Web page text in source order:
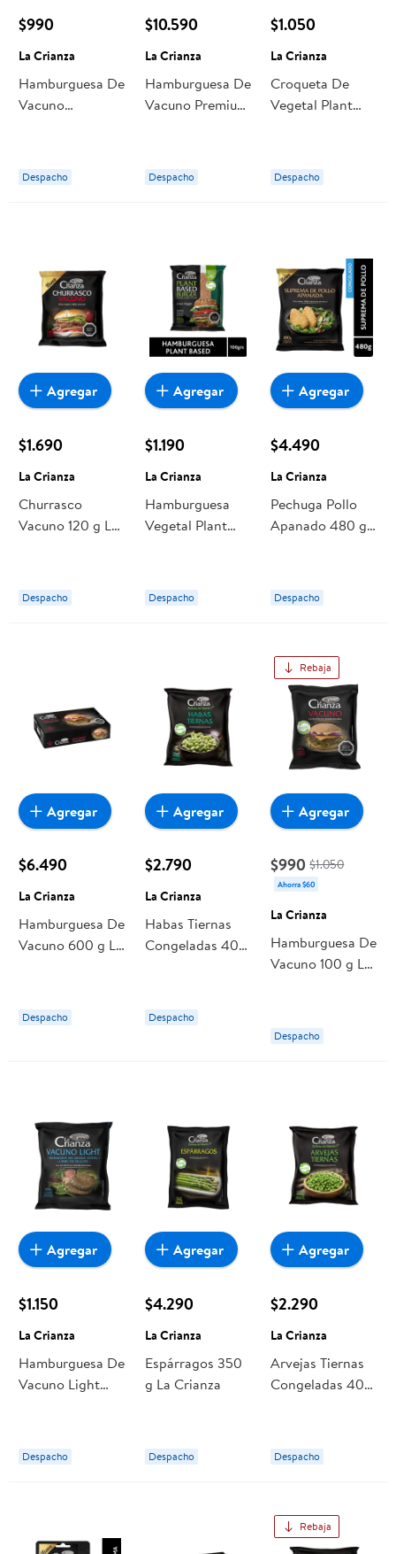
$990
La Crianza
Hamburguesa De
Vacuno
Despacho
$10.590
La Crianza
Hamburguesa De
Vacuno Premium
Despacho
$1.050
La Crianza
Croqueta De
Vegetal Plant
Crianza
Despacho
$1.690
La Crianza
Churrasco
Vacuno 120 g La
Despacho
Agregar
$1.190
La Crianza
Hamburguesa
Vegetal Plant
Despacho
Agregar
$4.490
La Crianza
Pechuga Pollo
Apanado 480 g
Despacho
Agregar
$6.490
La Crianza
Hamburguesa De
Vacuno 600 g La
Despacho
Agregar
$2.790
La Crianza
Habas Tiernas
Congeladas 400
Despacho
Agregar
Rebaja
$990 $1.050
Ahorra $60
La Crianza
Hamburguesa De
Vacuno 100 g La
Despacho
Agregar
$1.150
La Crianza
Hamburguesa De
Vacuno Light
Despacho
Agregar
$4.290
La Crianza
Espárragos 350
g La Crianza
Despacho
Agregar
$2.290
La Crianza
Arvejas Tiernas
Congeladas 400
Despacho
Agregar
Rebaja